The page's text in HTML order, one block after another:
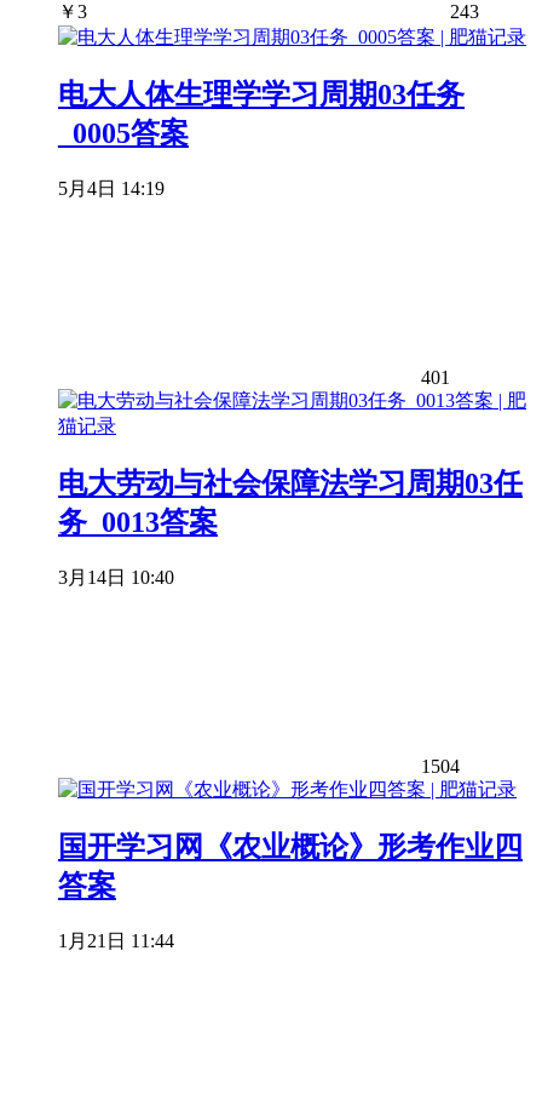
￥3 243
电大人体生理学学习周期03任务
_0005答案
5月4日 14:19
401
电大劳动与社会保障法学习周期03任
务_0013答案
3月14日 10:40
1504
国开学习网《农业概论》形考作业四
答案
1月21日 11:44